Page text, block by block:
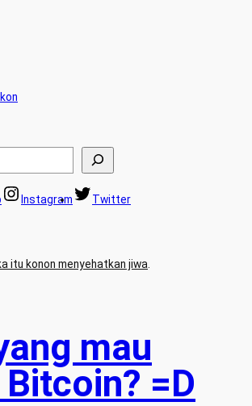
Instagram Twitter
itu konon menyehatkan jiwa
mau
=D